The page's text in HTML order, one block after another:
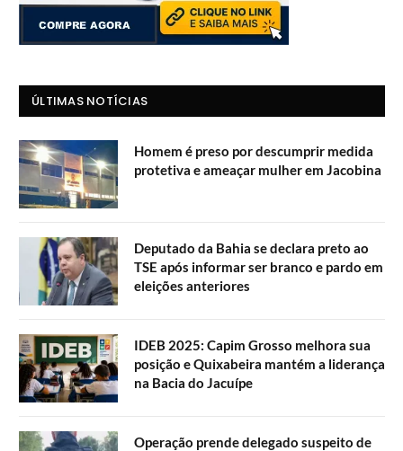
ÚLTIMAS NOTÍCIAS
Homem é preso por descumprir medida
protetiva e ameaçar mulher em Jacobina
Deputado da Bahia se declara preto ao
TSE após informar ser branco e pardo em
eleições anteriores
IDEB 2025: Capim Grosso melhora sua
posição e Quixabeira mantém a liderança
na Bacia do Jacuípe
Operação prende delegado suspeito de